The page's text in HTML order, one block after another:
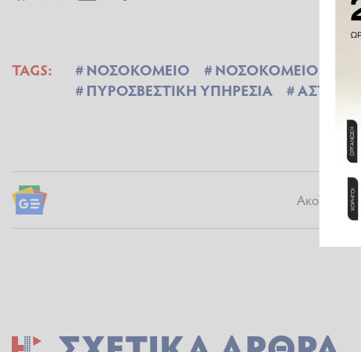
TAGS: ΝΟΣΟΚΟΜΕΙΟ
ΝΟΣΟΚΟΜΕΙΟ
ΠΥΡΟΣΒΕΣΤΙΚΗ ΥΠΗΡΕΣΙΑ